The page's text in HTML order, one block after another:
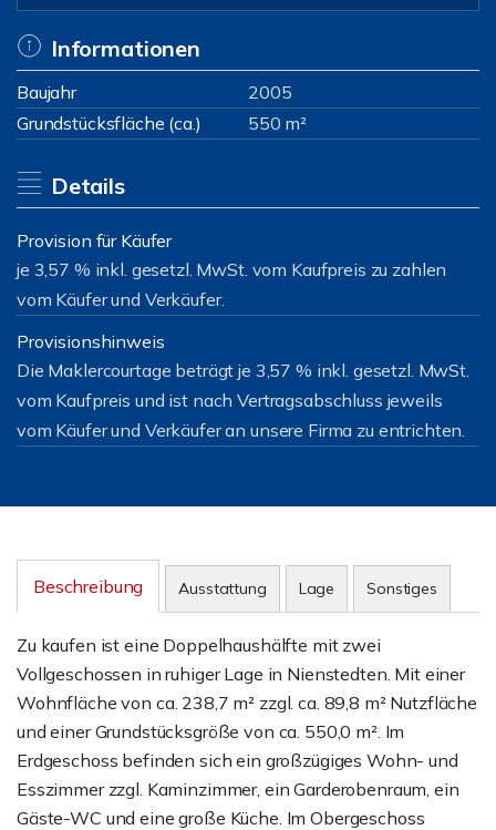
Informationen
Baujahr
2005
Grundstücksfläche (ca.)
550 m²
Details
Provision für Käufer
je 3,57 % inkl. gesetzl. MwSt. vom Kaufpreis zu zahlen
vom Käufer und Verkäufer.
Provisionshinweis
Die Maklercourtage beträgt je 3,57 % inkl. gesetzl. MwSt.
vom Kaufpreis und ist nach Vertragsabschluss jeweils
vom Käufer und Verkäufer an unsere Firma zu entrichten.
Beschreibung Ausstattung Lage Sonstiges
Zu kaufen ist eine Doppelhaushälfte mit zwei
Vollgeschossen in ruhiger Lage in Nienstedten. Mit einer
Wohnfläche von ca. 238,7 m² zzgl. ca. 89,8 m² Nutzfläche
und einer Grundstücksgröße von ca. 550,0 m². Im
Erdgeschoss befinden sich ein großzügiges Wohn- und
Esszimmer zzgl. Kaminzimmer, ein Garderobenraum, ein
Gäste-WC und eine große Küche. Im Obergeschoss